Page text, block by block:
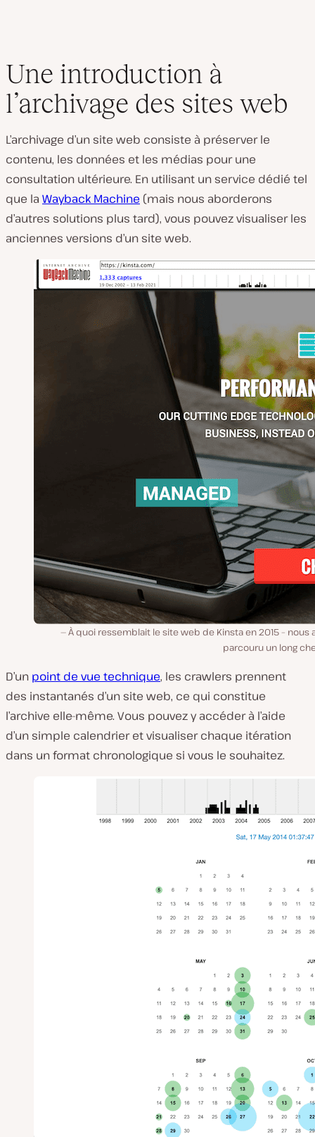
Une introduction à
l’archivage des sites web
L’archivage d’un site web consiste à préserver le
contenu, les données et les médias pour une
consultation ultérieure. En utilisant un service dédié tel
que la Wayback Machine (mais nous aborderons
d’autres solutions plus tard), vous pouvez visualiser les
anciennes versions d’un site web.
À quoi ressemblait le site web de Kinsta en 2015 – nous
parcouru un long
D’un point de vue technique, les crawlers prennent
des instantanés d’un site web, ce qui constitue
l’archive elle-même. Vous pouvez y accéder à l’aide
d’un simple calendrier et visualiser chaque itération
dans un format chronologique si vous le souhaitez.